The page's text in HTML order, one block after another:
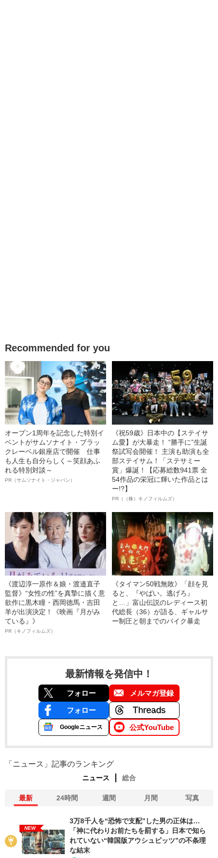
Recommended for you
オープン1周年を記念した特別イ
ベントがサムソナイト・ブラッ
クレーベル銀座店で開催 仕事
も人生も自分らしく～笑顔あふ
れる特別対談～
PR（サムソナイト・ジャパン）
《祝59歳》日本中の【ステイサ
ム愛】が大暴走！ “勝手に”生誕
祭試写会開催！ 主演も助演も全
部ステイサム！「ステサミー
賞」爆誕！【応募総数941票 全
54作品の栄冠に輝いた作品とは
ー!?】
PR（（株）キノフィルムズ）
《渡辺淳一原作＆娘・渡邉直子
監督》“女性の性”を真摯に描く意
欲作に黒木瞳・西岡德馬・吉田
羊が出演決定！《映画『月がみ
ている』》
PR（キノフィルムズ）
《タイマン50戦無敗》「顔を見
ると、『やばい。逃げろ』
と…」富山伝説のレディース初
代総長（36）が語る、ギャルサ
ー制圧と朝までのバイク暴走
最新情報を発信中！
フォロー メルマガ登録
フォロー
Googleニュース 公式YouTube
「ニュース」記事のランキング
ニュース 総合
最新 24時間 週間 月間 写真
NEW
3万8千人を“恐怖で支配”した男の正体は…
「神に代わりお前たちを罰する」日本で知ら
れていない“韓国版アウシュビッツ”の不条理
な結末